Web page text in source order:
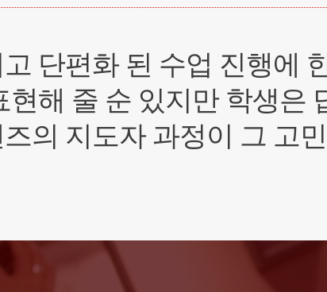
단편화 된 수업 진행에
현해 줄 순 있지만 학생은
의 지도자 과정이 그 고